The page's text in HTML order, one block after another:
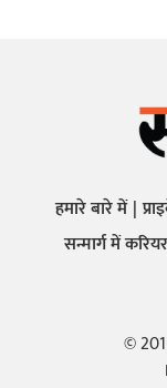
हमारे बारे में
सन्मार्ग में करियर
©